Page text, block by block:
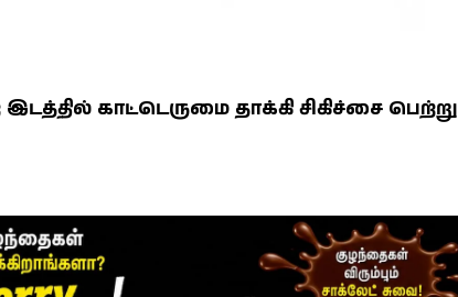
காட்டெருமை தாக்கி சிகிச்சை பெற்று